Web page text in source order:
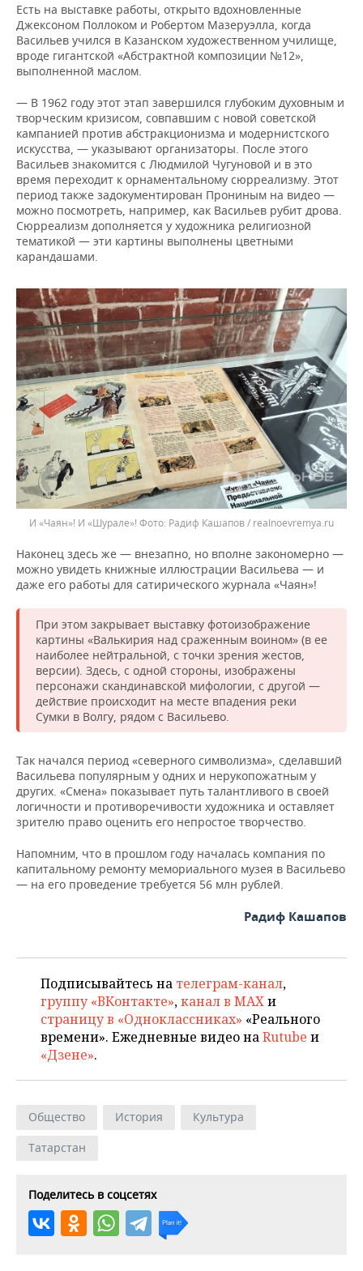
Есть на выставке работы, открыто вдохновленные
Джексоном Поллоком и Робертом Мазеруэлла, когда
Васильев учился в Казанском художественном училище,
вроде гигантской «Абстрактной композиции №12»,
выполненной маслом.
— В 1962 году этот этап завершился глубоким духовным и
творческим кризисом, совпавшим с новой советской
кампанией против абстракционизма и модернистского
искусства, — указывают организаторы. После этого
Васильев знакомится с Людмилой Чугуновой и в это
время переходит к орнаментальному сюрреализму. Этот
период также задокументирован Прониным на видео —
можно посмотреть, например, как Васильев рубит дрова.
Сюрреализм дополняется у художника религиозной
тематикой — эти картины выполнены цветными
карандашами.
И «Чаян»! И «Шурале»! Радиф Кашапов / realnoevremya.ru
Наконец здесь же — внезапно, но вполне закономерно —
можно увидеть книжные иллюстрации Васильева — и
даже его работы для сатирического журнала «Чаян»!
При этом закрывает выставку фотоизображение
картины «Валькирия над сраженным воином» (в ее
наиболее нейтральной, с точки зрения жестов,
версии). Здесь, с одной стороны, изображены
персонажи скандинавской мифологии, с другой —
действие происходит на месте впадения реки
Сумки в Волгу, рядом с Васильево.
Так начался период «северного символизма», сделавший
Васильева популярным у одних и нерукопожатным у
других. «Смена» показывает путь талантливого в своей
логичности и противоречивости художника и оставляет
зрителю право оценить его непростое творчество.
Напомним, что в прошлом году началась компания по
капитальному ремонту мемориального музея в Васильево
— на его проведение требуется 56 млн рублей.
Радиф Кашапов
Подписывайтесь на телеграм-канал,
группу «ВКонтакте»,канал в MAXи
страницу в «Одноклассниках» «Реального
времени». Ежедневные видео наRutube и
«Дзене».
Общество История
Культура
Татарстан
Поделитесь в соцсетях